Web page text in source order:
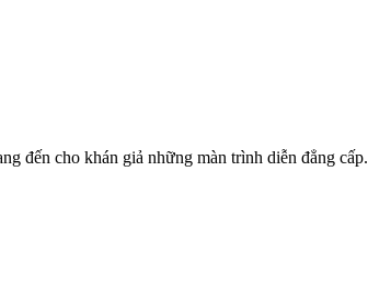
đến cho khán giả những màn trình diễn đẳng cấp.